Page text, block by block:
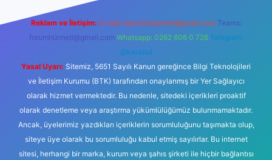
Reklam ve İletişim: E-mail: backlinkpaneli@gmail.com Teams:
forumhizmeti@gmail.com Whatsapp: 0262 606 0 726 Telegram:
@karabul
Yasal Uyarı: Sitemiz, 5651 Sayılı Kanun gereğince Bilgi Teknolojileri
ve İletişim Kurumu (BTK) tarafından onaylanmış bir Yer Sağlayıcı
olarak hizmet vermektedir. Bu nedenle, sitedeki içerikleri proaktif
olarak denetleme veya araştırma yükümlülüğümüz bulunmamaktadır.
Ancak, üyelerimiz yazdıkları içeriklerin sorumluluğunu taşımakta olup,
siteye üye olarak bu sorumluluğu kabul etmiş sayılırlar. Bu internet
sitesi, herhangi bir marka, kurum veya şahıs şirketi ile hiçbir bağlantısı